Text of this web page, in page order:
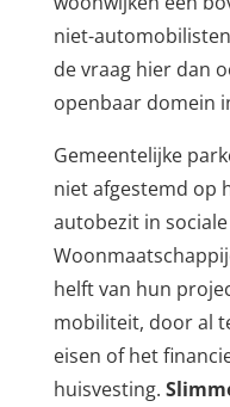
niet-
de vraag hier dan
openbaar domein
Gemeentelijke
niet afgestemd op
autobezit in
helft van hun
mobiliteit, door al
eisen of het
huisvesting.